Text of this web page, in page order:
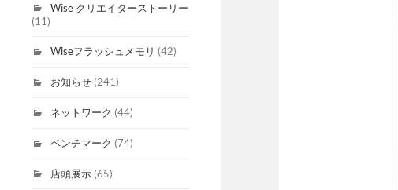
Wise クリエイターストーリー
(11)
Wiseフラッシュメモリ (42)
お知らせ (241)
ネットワーク (44)
ベンチマーク (74)
店頭展示 (65)